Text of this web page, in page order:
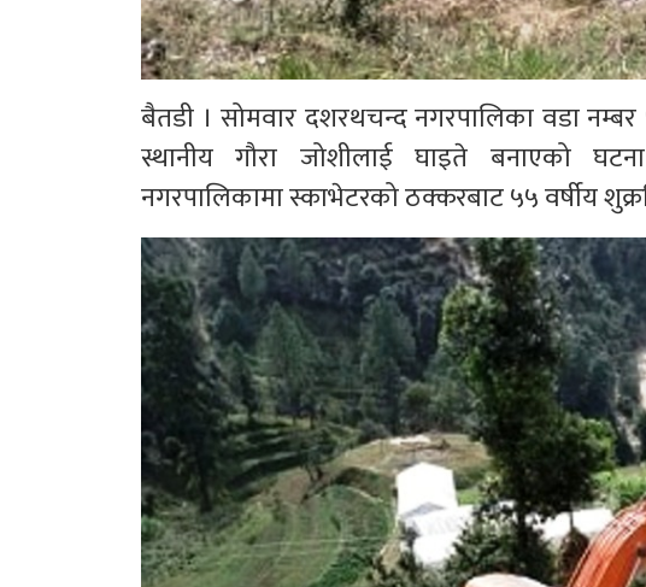
बैतडी । सोमवार दशरथचन्द नगरपालिका वडा
स्थानीय गौरा जोशीलाई घाइते बनाएको
नगरपालिकामा स्काभेटरको ठक्करबाट ५५ वर्षीय